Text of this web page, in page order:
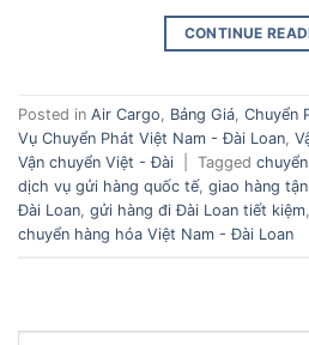
CONTINUE
Posted in Air Cargo, Bảng Giá, Chuyển
Vụ Chuyển Phát Việt Nam - Đài Loan,
Vận chuyển Việt - Đài
Tagged
dịch vụ gửi hàng quốc tế, giao hàng
Đài Loan, gửi hàng đi Đài Loan tiết kiệm,
chuyển hàng hóa Việt Nam - Đài Loan